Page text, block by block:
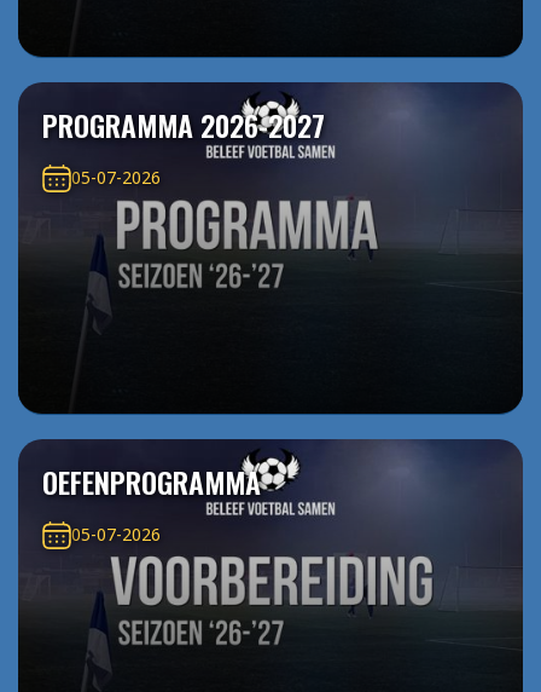
PROGRAMMA 2026-2027
05-07-2026
OEFENPROGRAMMA
05-07-2026